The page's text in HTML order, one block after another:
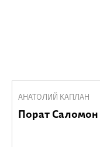
Порат Саломон
АНАТОЛИЙ КАПЛАН